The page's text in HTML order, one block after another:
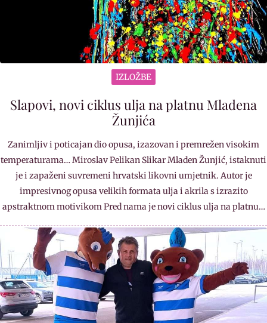
IZLOŽBE
Slapovi, novi ciklus ulja na platnu Mladena
Žunjića
Zanimljiv i poticajan dio opusa, izazovan i premrežen visokim
temperaturama… Miroslav Pelikan Slikar Mladen Žunjić, istaknuti
je i zapaženi suvremeni hrvatski likovni umjetnik. Autor je
impresivnog opusa velikih formata ulja i akrila s izrazito
apstraktnom motivikom Pred nama je novi ciklus ulja na platnu…